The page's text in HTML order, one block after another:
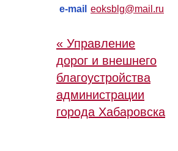
e-mail eoksblg@mail.ru
« Управление
дорог и внешнего
благоустройства
администрации
города Хабаровска